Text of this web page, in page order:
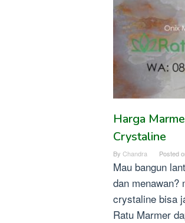
Ratu
Marmer
Harga
Crystaline
By Chandra Posted
Mau bangun
dan menawan?
crystaline bisa
Ratu Marmer